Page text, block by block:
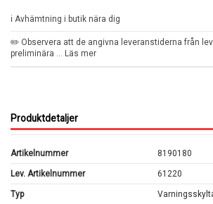
ℹ️ Avhämtning i butik nära dig
✏️ Observera att de angivna leveranstiderna från
preliminära ... Läs mer
Produktdetaljer
Artikelnummer 8190180
Lev. Artikelnummer 61220
Typ